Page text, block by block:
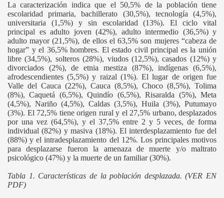
La caracterización indica que el 50,5% de la población tiene
escolaridad primaria, bachillerato (30,5%), tecnología (4,5%),
universitaria (1,5%) y sin escolaridad (13%). El ciclo vital
principal es adulto joven (42%), adulto intermedio (36,5%) y
adulto mayor (21,5%), de ellos el 63,5% son mujeres “cabeza de
hogar” y el 36,5% hombres. El estado civil principal es la unión
libre (34,5%), solteros (28%), viudos (12,5%), casados (12%) y
divorciados (2%), de etnia mestiza (87%), indígenas (6,5%),
afrodescendientes (5,5%) y raizal (1%). El lugar de origen fue
Valle del Cauca (22%), Cauca (8,5%), Choco (8,5%), Tolima
(8%), Caquetá (6,5%), Quindío (6,5%), Risaralda (5%), Meta
(4,5%), Nariño (4,5%), Caldas (3,5%), Huila (3%), Putumayo
(3%). El 72,5% tiene origen rural y el 27,5% urbano, desplazados
por una vez (64,5%), y el 37,5% entre 2 y 5 veces, de forma
individual (82%) y masiva (18%). El interdesplazamiento fue del
(88%) y el intradesplazamiento del 12%. Los principales motivos
para desplazarse fueron la amenaza de muerte y/o maltrato
psicológico (47%) y la muerte de un familiar (30%).
Tabla 1. Características de la población desplazada. (VER EN
PDF)